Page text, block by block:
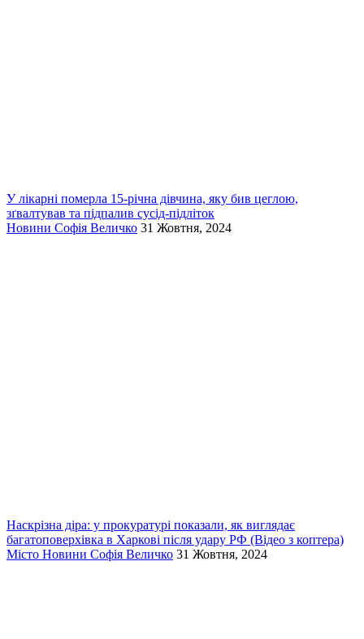
У лікарні померла 15-річна дівчина, яку бив цеглою,
зґвалтував та підпалив сусід-підліток
Новини Софія Величко 31 Жовтня, 2024
Наскрізна діра: у прокуратурі показали, як виглядає
багатоповерхівка в Харкові після удару РФ (Відео з коптера)
Місто Новини Софія Величко 31 Жовтня, 2024